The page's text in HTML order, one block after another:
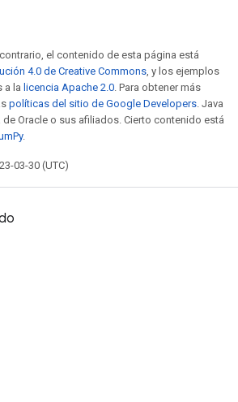
el contenido de esta página está
4.0 de Creative Commons, y los ejemplos
a la licencia Apache 2.0. Para obtener más
políticas del sitio de Google Developers. Java
Oracle o sus afiliados. Cierto contenido está
.
03-30 (UTC)